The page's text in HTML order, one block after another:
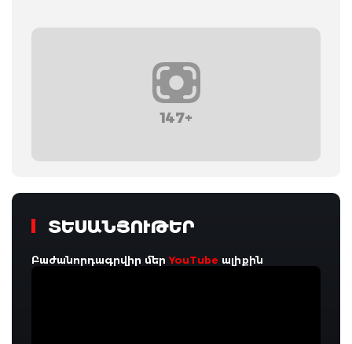
147+
ՏԵՍԱՆՅՈՒԹԵՐ
Բաժանորդագրվիր մերYouTube ալիքին